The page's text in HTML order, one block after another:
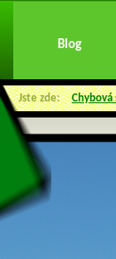
Blog
Jste zde: Chybová